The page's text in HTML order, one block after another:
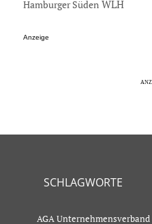
Hamburger Süden WLH
Anzeige
SCHLAGWORTE
AGA Unternehmensverband